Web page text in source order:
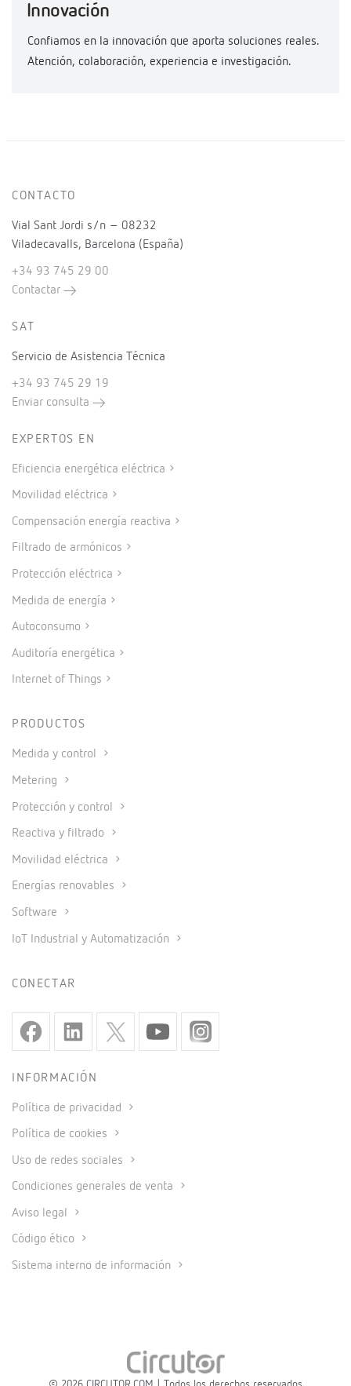
Innovación
Confiamos en la innovación que aporta soluciones reales.
Atención, colaboración, experiencia e investigación.
CONTACTO
Vial Sant Jordi s/n – 08232
Viladecavalls, Barcelona (España)
+34 93 745 29 00
Contactar
SAT
Servicio de Asistencia Técnica
+34 93 745 29 19
Enviar consulta
EXPERTOS EN
Eficiencia energética eléctrica
Movilidad eléctrica
Compensación energía reactiva
Filtrado de armónicos
Protección eléctrica
Medida de energía
Autoconsumo
Auditoría energética
Internet of Things
PRODUCTOS
Medida y control
Metering
Protección y control
Reactiva y filtrado
Movilidad eléctrica
Energías renovables
Software
IoT Industrial y Automatización
CONECTAR
INFORMACIÓN
Política de privacidad
Política de cookies
Uso de redes sociales
Condiciones generales de venta
Aviso legal
Código ético
Sistema interno de información